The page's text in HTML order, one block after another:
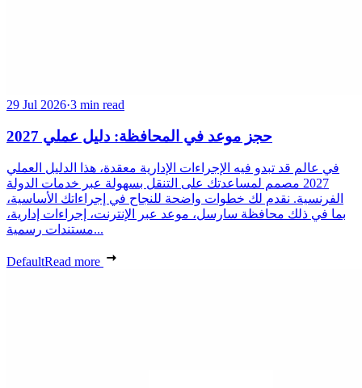
29 Jul 2026·3 min read
حجز موعد في المحافظة: دليل عملي 2027
في عالم قد تبدو فيه الإجراءات الإدارية معقدة، هذا الدليل العملي
2027 مصمم لمساعدتك على التنقل بسهولة عبر خدمات الدولة
الفرنسية. نقدم لك خطوات واضحة للنجاح في إجراءاتك الأساسية،
بما في ذلك محافظة سارسل، موعد عبر الإنترنت، إجراءات إدارية،
مستندات رسمية...
DefaultRead more